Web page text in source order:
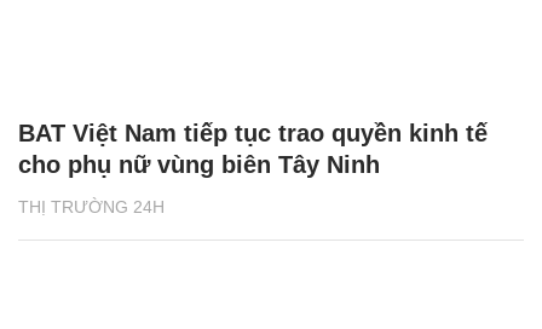
THỊ TRƯỜNG 24H
BAT Việt Nam tiếp tục trao quyền kinh tế
cho phụ nữ vùng biên Tây Ninh